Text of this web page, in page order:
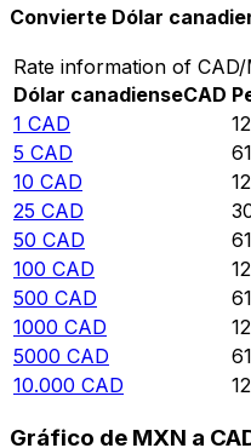
Convierte Dólar
Rate information of
Dólar canadienseCAD
1 CAD
5 CAD
10 CAD
25 CAD
50 CAD
100 CAD
500 CAD
1000 CAD
5000 CAD
10.000 CAD
Gráfico de MXN a